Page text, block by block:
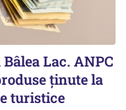
Lac. ANPC
ținute la
turistice